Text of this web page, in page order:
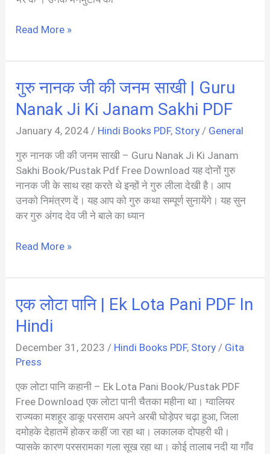
अकबर
कहानी
Akbar
Birbal
In
Hindi
Read More »
गुरु नानक जी की जनम साखी | Guru
Nanak Ji Ki Janam Sakhi PDF
January 4, 2024/ Hindi Books PDF, Story / General
गुरु नानक जी की जनम साखी – Guru Nanak Ji Ki Janam
Sakhi Book/Pustak Pdf Free Download यह दोनों गुरु
नानक जी के साथ रहा करते थे इन्हों ने गुरु लीला देखी है। आप
उनको निमंत्रण दें। यह आप को गुरु कथा सम्पूर्ण सुनायेंगे। यह सुन
कर गुरु अंगद देव जी ने बाले का ध्यान
गुरु
जी
जनम
साखी
|
Guru
Nanak
Ji
Ki
Janam
Sakhi
PDF
Read More »
एक लोटा पानि | Ek Lota Pani PDF In
Hindi
December 31, 2023/ Hindi Books PDF, Story / Gita
Press
एक लोटा पानि कहानी – Ek Lota Pani Book/Pustak PDF
Free Download एक लोटा पानी चैतका महीना था। ग्वालियर
राज्यका मशहूर डाकू परसराम अपने अरबी घोड़ेपर चढ़ा हुआ, जिला
दमोहके देहातमें होकर कहीं जा रहा था। लकालक दोपहरी थी।
प्यासके कारण परसरामका गला सूख रहा था। कोई तालाब नदी या गाँव